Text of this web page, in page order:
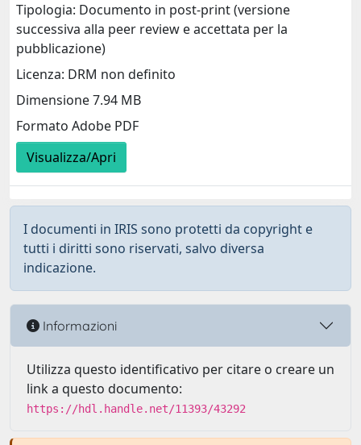
Tipologia: Documento in post-print (versione
successiva alla peer review e accettata per la
pubblicazione)
Licenza: DRM non definito
Dimensione 7.94 MB
Formato Adobe PDF
Visualizza/Apri
I documenti in IRIS sono protetti da copyright e
tutti i diritti sono riservati, salvo diversa
indicazione.
Informazioni
Utilizza questo identificativo per citare o creare un
link a questo documento:
https://hdl.handle.net/11393/43292